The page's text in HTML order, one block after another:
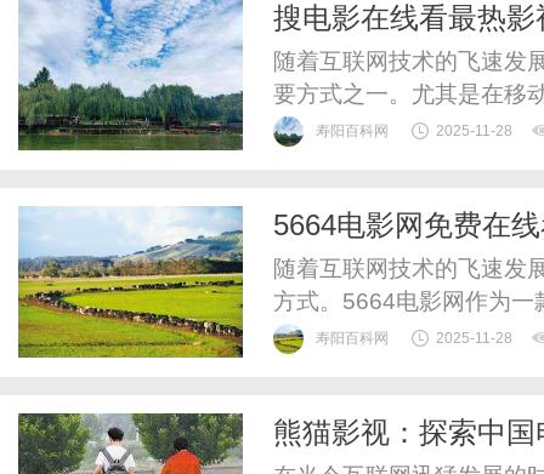
解。律师通过咨询，结合
搜电影在线看最热
随着互联网技术的飞速发
要方式之一。尤其是在移
络平台追看自己喜欢的影
无论是最新上映的大片、
寿阳百科网 2025-11-28
5664电影网免费在
随着互联网技术的飞速发
方式。5664电影网作为一
影资源和便捷的观看体验
的影视资源。无论是最新
寿阳百科网 2025-11-28
熊猫影视：探索中